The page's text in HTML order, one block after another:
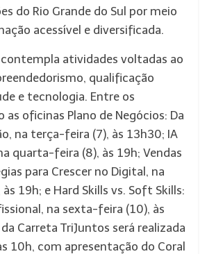
do Rio Grande do Sul por meio
acessível e diversificada.
atividades voltadas ao
qualificação
e tecnologia. Entre os
as oficinas Plano de Negócios: Da
na terça-feira (7), às 13h30; IA
quarta-feira (8), às 19h; Vendas
para Crescer no Digital, na
19h; e Hard Skills vs. Soft Skills:
na sexta-feira (10), às
Carreta TriJuntos será realizada
10h, com apresentação do Coral